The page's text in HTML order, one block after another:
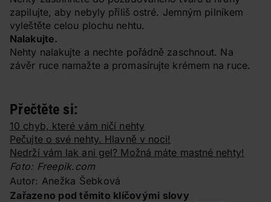
zapilujte, aby nebyly příliš ostré. Jemným pilníkem
vyleštěte celou plochu nehtu.
Nalakujte.
Nehty nalakujte a nechte pořádně zaschnout. Na
závěr ruce namažte a promasírujte krémem na ruce.
Přečtěte si:
10 chyb, které vám ničí nehty
Pečujte o své nehty. Hlavně v noci!
Nedrží vám lak ani gel? Možná máte mastné nehty!
Foto: Freepik.com
Autor: Anežka Šebková
Zařazeno pod těmito klíčovými slovy